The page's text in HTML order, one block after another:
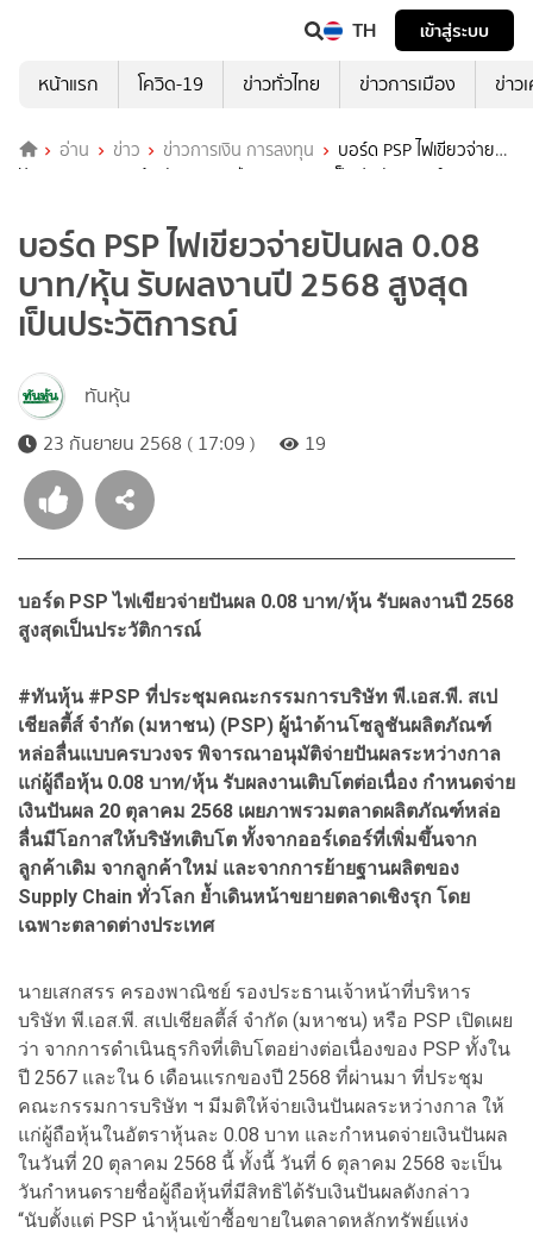
TH
เข้าสู่ระบบ
หน้าแรก
โควิด-19 ข่าวทั่วไทย ข่าวการเมือง ข่าว
อ่าน ข่าว ข่าวการเงิน การลงทุน
บอร์ด PSP ไฟเขียวจ่าย
ปันผล 0.08 บาท/หุ้น รับผลงานปี 2568 สูงสุดเป็นประวัติการณ์
บอร์ด PSP ไฟเขียวจ่ายปันผล 0.08
บาท/หุ้น รับผลงานปี 2568 สูงสุด
เป็นประวัติการณ์
ทันหุ้น
23 กันยายน 2568 ( 17:09 )
19
บอร์ด PSP ไฟเขียวจ่ายปันผล 0.08 บาท/หุ้น รับผลงานปี 2568
สูงสุดเป็นประวัติการณ์
#ทันหุ้น #PSP ที่ประชุมคณะกรรมการบริษัท พี.เอส.พี. สเป
เชียลตี้ส์ จำกัด (มหาชน) (PSP) ผู้นำด้านโซลูชันผลิตภัณฑ์
หล่อลื่นแบบครบวงจร พิจารณาอนุมัติจ่ายปันผลระหว่างกาล
แก่ผู้ถือหุ้น 0.08 บาท/หุ้น รับผลงานเติบโตต่อเนื่อง กำหนดจ่าย
เงินปันผล 20 ตุลาคม 2568 เผยภาพรวมตลาดผลิตภัณฑ์หล่อ
ลื่นมีโอกาสให้บริษัทเติบโต ทั้งจากออร์เดอร์ที่เพิ่มขึ้นจาก
ลูกค้าเดิม จากลูกค้าใหม่ และจากการย้ายฐานผลิตของ
Supply Chain ทั่วโลก ย้ำเดินหน้าขยายตลาดเชิงรุก โดย
เฉพาะตลาดต่างประเทศ
นายเสกสรร ครองพาณิชย์ รองประธานเจ้าหน้าที่บริหาร
บริษัท พี.เอส.พี. สเปเชียลตี้ส์ จำกัด (มหาชน) หรือ PSP เปิดเผย
ว่า จากการดำเนินธุรกิจที่เติบโตอย่างต่อเนื่องของ PSP ทั้งใน
ปี 2567 และใน 6 เดือนแรกของปี 2568 ที่ผ่านมา ที่ประชุม
คณะกรรมการบริษัท ฯ มีมติให้จ่ายเงินปันผลระหว่างกาล ให้
แก่ผู้ถือหุ้นในอัตราหุ้นละ 0.08 บาท และกำหนดจ่ายเงินปันผล
ในวันที่ 20 ตุลาคม 2568 นี้ ทั้งนี้ วันที่ 6 ตุลาคม 2568 จะเป็น
วันกำหนดรายชื่อผู้ถือหุ้นที่มีสิทธิได้รับเงินปันผลดังกล่าว
“นับตั้งแต่ PSP นำหุ้นเข้าซื้อขายในตลาดหลักทรัพย์แห่ง